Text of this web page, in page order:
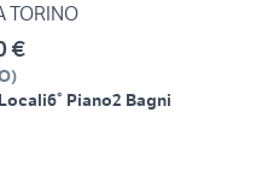
TORINO
€
)
6° Piano2 Bagni